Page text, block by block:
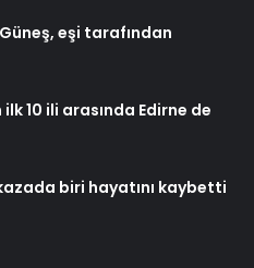
eşi tarafından
10 ili arasında Edirne de
biri hayatını kaybetti